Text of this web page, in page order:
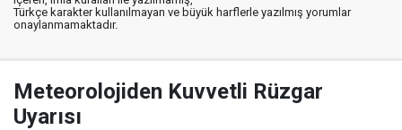
Türkçe karakter kullanılmayan ve büyük harflerle yazılmış yorumlar
onaylanmamaktadır.
Meteorolojiden Kuvvetli Rüzgar
Uyarısı